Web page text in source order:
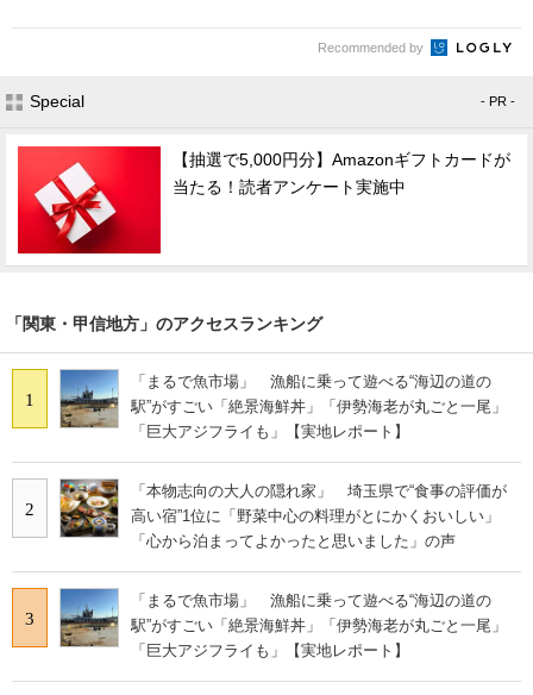
Recommended by
Special - PR -
【抽選で5,000円分】Amazonギフトカードが
当たる！読者アンケート実施中
「関東・甲信地方」のアクセスランキング
1
「まるで魚市場」 漁船に乗って遊べる“海辺の道の
駅”がすごい「絶景海鮮丼」「伊勢海老が丸ごと一尾」
「巨大アジフライも」【実地レポート】
2
「本物志向の大人の隠れ家」 埼玉県で“食事の評価が
高い宿”1位に「野菜中心の料理がとにかくおいしい」
「心から泊まってよかったと思いました」の声
3
「まるで魚市場」 漁船に乗って遊べる“海辺の道の
駅”がすごい「絶景海鮮丼」「伊勢海老が丸ごと一尾」
「巨大アジフライも」【実地レポート】